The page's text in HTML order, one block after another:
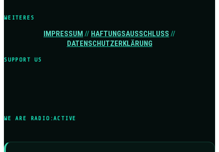
WEITERES
IMPRESSUM // HAFTUNGSAUSSCHLUSS //
DATENSCHUTZERKLÄRUNG
SUPPORT US
WE ARE RADIO:ACTIVE